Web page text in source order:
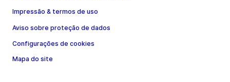
Impressão & termos de uso
Aviso sobre proteção de dados
Configurações de cookies
Mapa do site